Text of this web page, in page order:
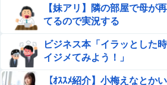
【妹アリ】隣の部屋で母が
てるので実況する
ビジネス本「イラッとした
イジメてみよう！」
【ｵｽｽﾒ紹介】小梅えなとか